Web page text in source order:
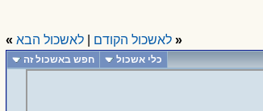
« לאשכול הקודם לאשכול הבא »
כלי אשכול חפש באשכול זה